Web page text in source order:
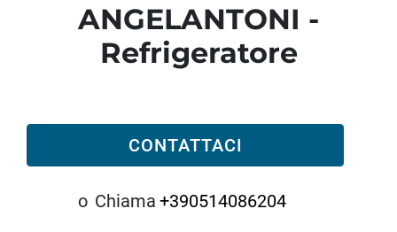
ANGELANTONI -
Refrigeratore
CONTATTACI
o Chiama +390514086204